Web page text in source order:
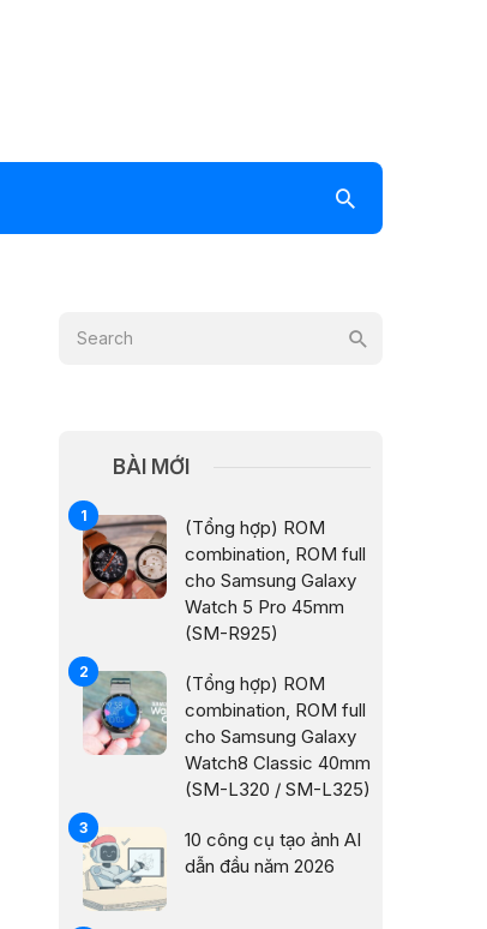
BÀI MỚI
(Tổng hợp) ROM
combination, ROM full
cho Samsung Galaxy
Watch 5 Pro 45mm
(SM-R925)
(Tổng hợp) ROM
combination, ROM full
cho Samsung Galaxy
Watch8 Classic 40mm
(SM-L320 / SM-L325)
10 công cụ tạo ảnh AI
dẫn đầu năm 2026